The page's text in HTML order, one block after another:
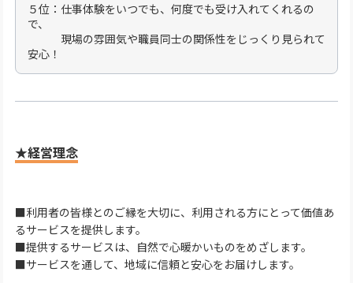
５位：仕事体験をいつでも、何度でも受け入れてくれるの
で、
現場の雰囲気や職員同士の関係性をじっくり見られて
安心！
★経営理念
■利用者の皆様とのご縁を大切に、利用される方にとって価値あ
るサービスを提供します。
■提供するサービスは、自然で心暖かいものをめざします。
■サービスを通して、地域に信頼と安心をお届けします。